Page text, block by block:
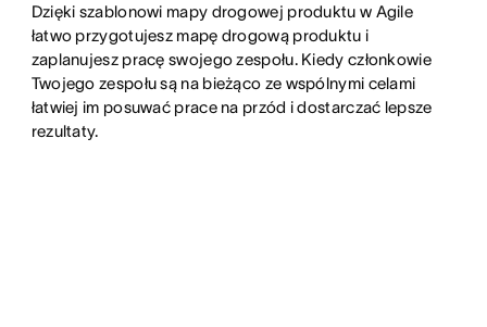
Dzięki szablonowi mapy drogowej produktu w Agile
łatwo przygotujesz mapę drogową produktu i
zaplanujesz pracę swojego zespołu. Kiedy członkowie
Twojego zespołu są na bieżąco ze wspólnymi celami
łatwiej im posuwać prace na przód i dostarczać lepsze
rezultaty.